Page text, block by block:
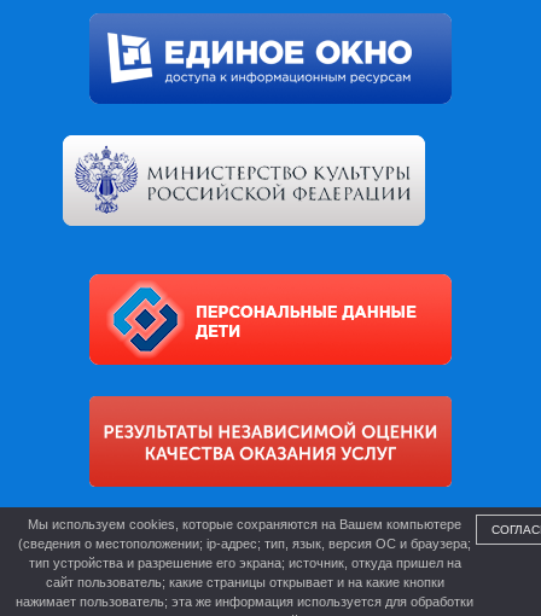
Мы используем cookies, которые сохраняются на Вашем компьютере
(сведения о местоположении; ip-адрес; тип, язык, версия ОС и браузера;
тип устройства и разрешение его экрана; источник, откуда пришел на
сайт пользователь; какие страницы открывает и на какие кнопки
нажимает пользователь; эта же информация используется для обработки